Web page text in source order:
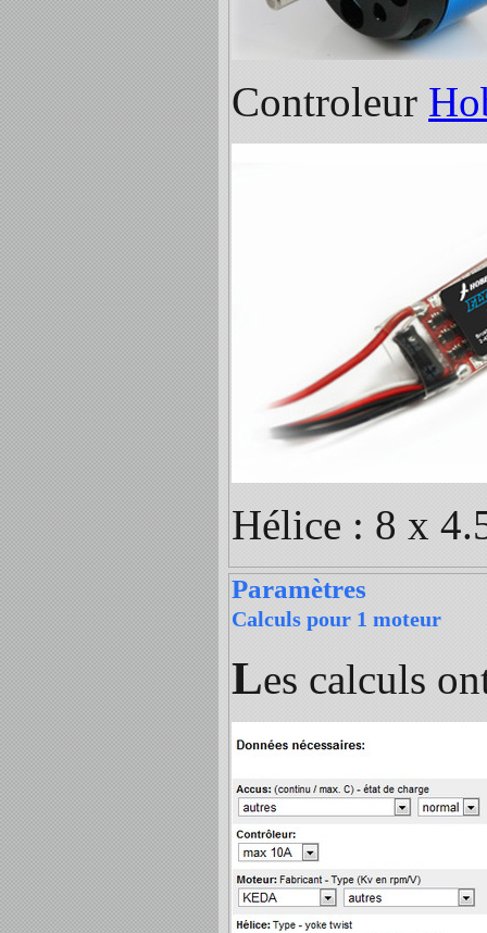
Controleur
Hélice : 8 x
Paramètres
Calculs pour 1 moteur
Les calculs